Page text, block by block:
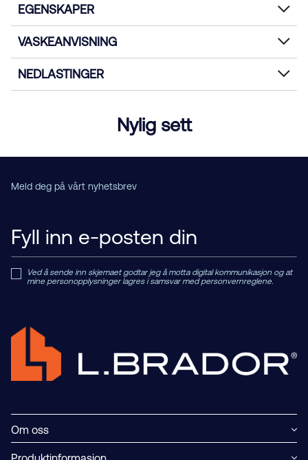
EGENSKAPER
VASKEANVISNING
NEDLASTINGER
Nylig sett
Meld deg på vårt nyhetsbrev
Ved å sende inn skjemaet godtar jeg å motta digital kommunikasjon og at
mine personopplysninger lagres i samsvar med personvernreglene.
Om oss